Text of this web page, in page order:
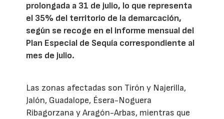
prolongada a 31 de julio, lo que representa
el 35% del territorio de la demarcación,
según se recoge en el informe mensual del
Plan Especial de Sequía correspondiente al
mes de julio.
Las zonas afectadas son Tirón y Najerilla,
Jalón, Guadalope, Ésera-Noguera
Ribagorzana y Aragón-Arbas, mientras que